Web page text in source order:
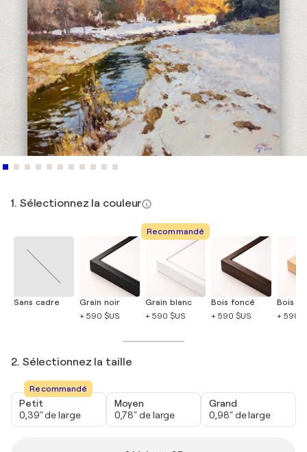
1. Sélectionnez la couleur
Sans cadre
Grain noir
+ 590 $US
Recommandé
Grain blanc
+ 590 $US
Bois foncé
+ 590 $US
Bois
+ 590
2. Sélectionnez la taille
Recommandé
Petit
0,39" de large
Moyen
0,78" de large
Grand
0,98" de large